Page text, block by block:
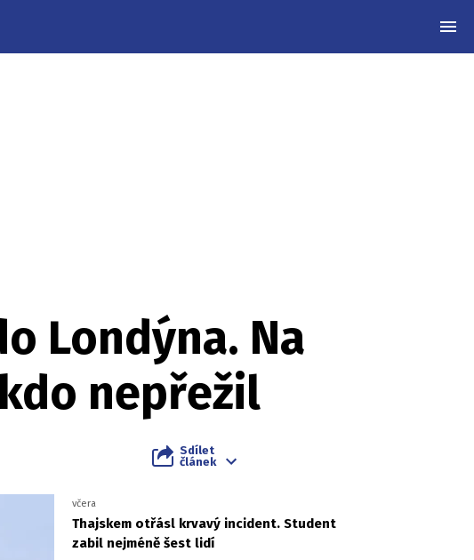
Londýna. Na
nepřežil
Sdílet
článek
včera
Thajskem otřásl krvavý incident. Student
zabil nejméně šest lidí